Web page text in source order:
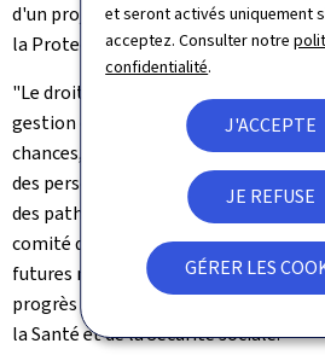
et seront activés uniquement
acceptez. Consulter notre
confidentialité.
J'ACCEPTE
JE REFUSE
GÉRER LES
d'un projet personnel", souligne
la Protection des consommateurs.
"Le droit à l'oubli constitue un
gestion du risque. Il est essentiel
chances, un accès équitable au
des personnes guéries. Les
des pathologies permettent
comité d'experts mis en place sera
futures nécessaires au vu des
progrès médicaux", tient à ajouter
la Santé et de la Sécurité sociale.